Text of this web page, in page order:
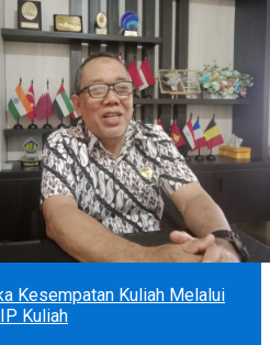
Kesempatan Kuliah Melalui
Kuliah